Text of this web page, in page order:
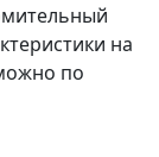
на
по